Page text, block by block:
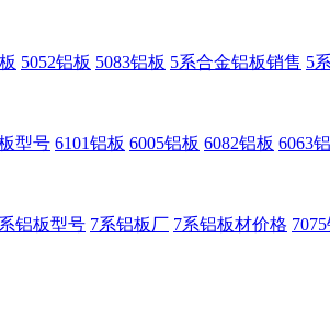
5052铝板 5083铝板 5系合金铝板销售 5
型号 6101铝板 6005铝板 6082铝板 6063
铝板型号 7系铝板厂 7系铝板材价格